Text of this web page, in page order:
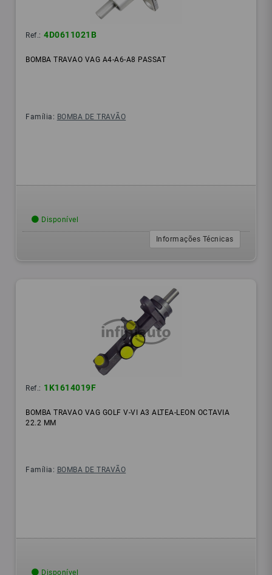
Ref.: 4D0611021B
BOMBA TRAVAO VAG A4-A6-A8 PASSAT
Família: BOMBA DE TRAVÃO
Disponível
Informações Técnicas
Ref.: 1K1614019F
BOMBA TRAVAO VAG GOLF V-VI A3 ALTEA-LEON OCTAVIA
22.2 MM
Família: BOMBA DE TRAVÃO
Disponível